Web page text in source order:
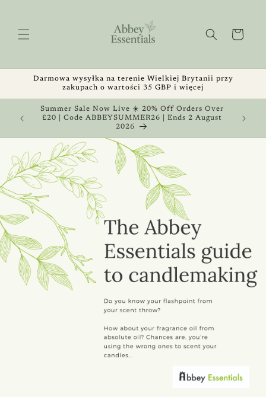
Koszyk
Darmowa wysyłka na terenie Wielkiej Brytanii przy
zakupach o wartości 35 GBP i więcej
Summer Sale Now Live ☀️ 20% Off Orders Over
£20 | Code ABBEYSUMMER26 | Ends 2 August
2026